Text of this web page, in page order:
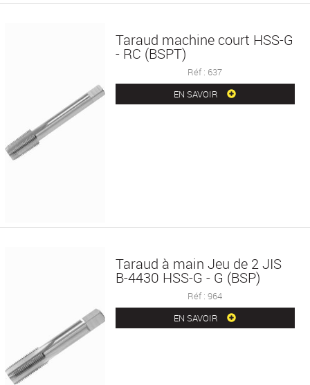
Taraud machine court HSS-G
- RC (BSPT)
Réf : 637
EN SAVOIR
Taraud à main Jeu de 2 JIS
B-4430 HSS-G - G (BSP)
Réf : 964
EN SAVOIR